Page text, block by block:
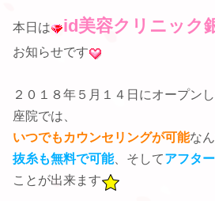
本日は id美容クリニック
お知らせです
２０１８年５月１４日にオープン
座院では、
いつでもカウンセリングが可能な
抜糸も無料で可能、そしてアフタ
ことが出来ます